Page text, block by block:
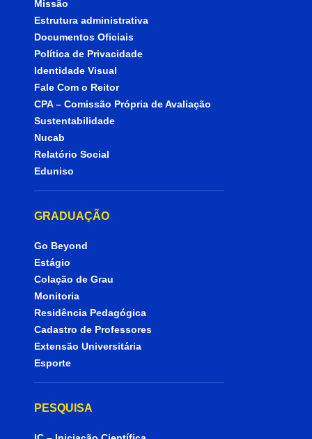
Missão
Estrutura administrativa
Documentos Oficiais
Política de Privacidade
Identidade Visual
Fale Com o Reitor
CPA – Comissão Própria de Avaliação
Sustentabilidade
Nucab
Relatório Social
Eduniso
GRADUAÇÃO
Go Beyond
Estágio
Colação de Grau
Monitoria
Residência Pedagógica
Cadastro de Professores
Extensão Universitária
Esporte
PESQUISA